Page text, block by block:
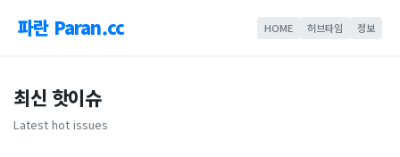
파란 Paran.cc HOME 허브타임 정보
최신 핫이슈
Latest hot issues